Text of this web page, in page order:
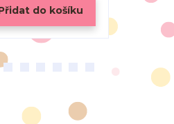
do košíku